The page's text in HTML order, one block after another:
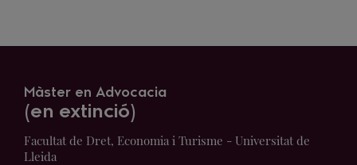
Màster en Advocacia
(en extinció)
Facultat de Dret, Economia i Turisme - Universitat de
Lleida